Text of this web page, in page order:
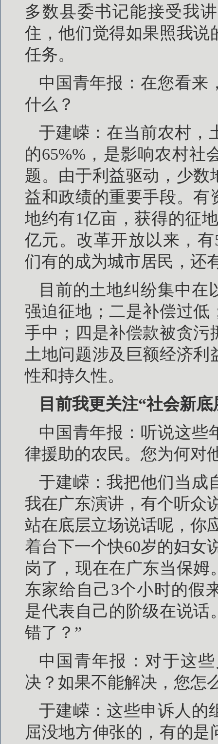
多数县委书记能接受我
住，他们觉得如果照我说
任务。
中国青年报：在您看来
什么？
于建嵘：在当前农村，
的65%%，是影响农村社
题。由于利益驱动，少
益和政绩的重要手段。有
地约有1亿亩，获得的征
亿元。改革开放以来，有
们有的成为城市居民，还
目前的土地纠纷集中在
强迫征地；二是补偿过
手中；四是补偿款被贪污
土地问题涉及巨额经济
性和持久性。
目前我更关注“社会新底
中国青年报：听说这些
律援助的农民。您为何对
于建嵘：我把他们当成
我在广东演讲，有个听众
站在底层立场说话呢，你
着台下一个快60岁的妇女
岗了，现在在广东当保
东家给自己3个小时的假
是代表自己的阶级在说
错了？”
中国青年报：对于这
决？如果不能解决，您怎
于建嵘：这些申诉人
屈没地方伸张的，有的